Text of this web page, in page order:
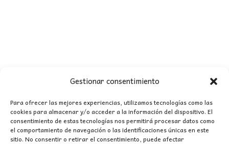
Gestionar consentimiento
Para ofrecer las mejores experiencias, utilizamos tecnologías como las
cookies para almacenar y/o acceder a la información del dispositivo. El
consentimiento de estas tecnologías nos permitirá procesar datos como
el comportamiento de navegación o las identificaciones únicas en este
sitio. No consentir o retirar el consentimiento, puede afectar
CONTACTO